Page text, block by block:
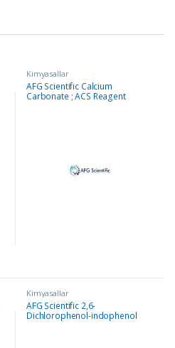
Kimyasallar
AFG Scientific Calcium
Carbonate ; ACS Reagent
Kimyasallar
AFG Scientific 2,6-
Dichlorophenol-indophenol